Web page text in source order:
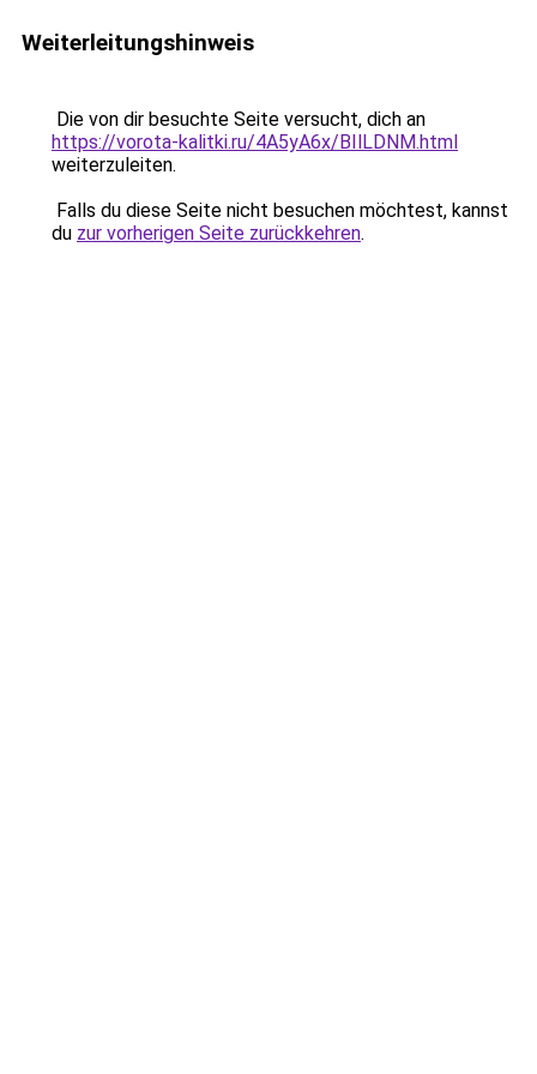
Weiterleitungshinweis
Die von dir besuchte Seite versucht, dich an
https://vorota-kalitki.ru/4A5yA6x/BIlLDNM.html
weiterzuleiten.
Falls du diese Seite nicht besuchen möchtest, kannst
du zur vorherigen Seite zurückkehren.